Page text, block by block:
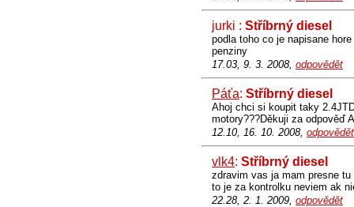
jurki : Stříbrný diesel
podla toho co je napisane
penziny
17.03, 9. 3. 2008, odpovědět
Páťa: Stříbrný diesel
Ahoj chci si koupit taky
motory???Děkuji za odpověď
12.10, 16. 10. 2008, odpovědět
vlk4: Stříbrný diesel
zdravim vas ja mam presne
to je za kontrolku neviem ak
22.28, 2. 1. 2009, odpovědět